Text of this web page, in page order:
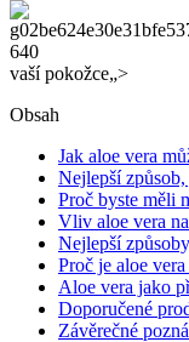
vaší pokožce„>
Obsah
Jak aloe vera
Nejlepší
Proč byste měli
Vliv aloe vera
Nejlepší
Proč je aloe
Aloe vera jako
Doporučené
Závěrečné